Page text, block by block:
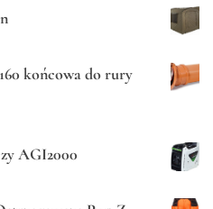
końcowa do rury
AGI2000